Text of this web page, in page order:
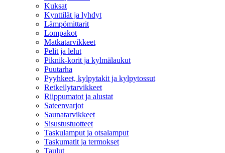
Kuksat
Kynttilät ja lyhdyt
Lämpömittarit
Lompakot
Matkatarvikkeet
Pelit ja lelut
Piknik-korit ja kylmälaukut
Puutarha
Pyyhkeet, kylpytakit ja kylpytossut
Retkeilytarvikkeet
Riippumatot ja alustat
Sateenvarjot
Saunatarvikkeet
Sisustustuotteet
Taskulamput ja otsalamput
Taskumatit ja termokset
Taulut